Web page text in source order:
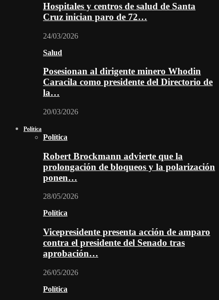
Hospitales y centros de salud de Santa
Cruz inician paro de 72…
24/03/2026
Salud
Posesionan al dirigente minero Whodin
Caracila como presidente del Directorio de
la…
20/03/2026
Política
Política
Robert Brockmann advierte que la
prolongación de bloqueos y la polarización
ponen…
28/05/2026
Política
Vicepresidente presenta acción de amparo
contra el presidente del Senado tras
aprobación…
26/05/2026
Política